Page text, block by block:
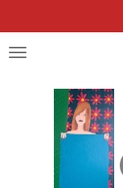
direct
naar
hoofdinhoud